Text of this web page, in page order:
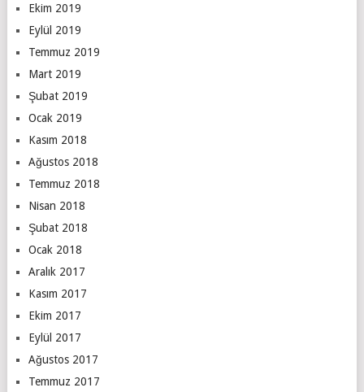
Ekim 2019
Eylül 2019
Temmuz 2019
Mart 2019
Şubat 2019
Ocak 2019
Kasım 2018
Ağustos 2018
Temmuz 2018
Nisan 2018
Şubat 2018
Ocak 2018
Aralık 2017
Kasım 2017
Ekim 2017
Eylül 2017
Ağustos 2017
Temmuz 2017